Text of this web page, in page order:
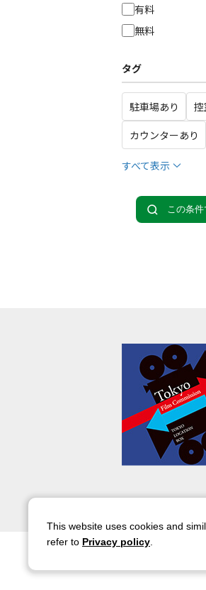
有料
無料
タグ
駐車場あり
控
カウンターあり
すべて表示
この条
This website uses cookies and
refer to Privacy policy